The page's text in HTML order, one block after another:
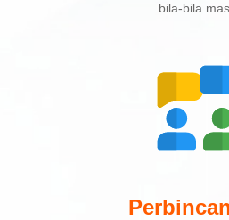
bila-bila